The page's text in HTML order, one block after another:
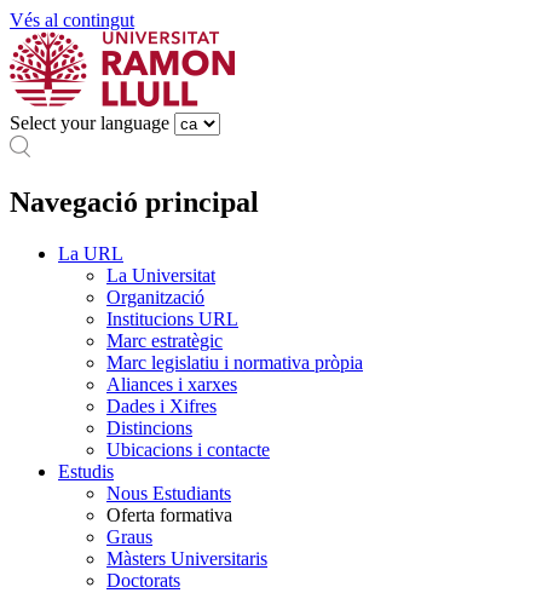
Vés al contingut
Select your language
Navegació principal
La URL
La Universitat
Organització
Institucions URL
Marc estratègic
Marc legislatiu i normativa pròpia
Aliances i xarxes
Dades i Xifres
Distincions
Ubicacions i contacte
Estudis
Nous Estudiants
Oferta formativa
Graus
Màsters Universitaris
Doctorats